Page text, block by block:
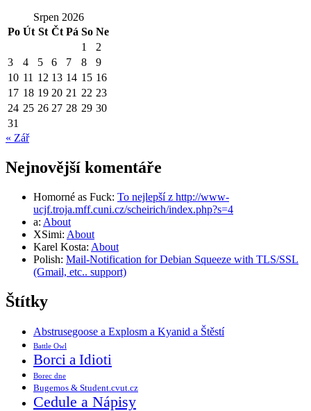
Srpen 2026
Po Út St Čt Pá So Ne
1
2
3
4 5 6 7 8
9
10 11 12 13 14 15 16
17 18 19 20 21 22 23
24 25 26 27 28 29 30
31
« Zář
Nejnovější komentáře
Homorné as Fuck: To nejlepší z http://www-
ucjf.troja.mff.cuni.cz/scheirich/index.php?s=4
a: About
XSimi: About
Karel Kosta: About
Polish: Mail-Notification for Debian Squeeze with TLS/SSL
(Gmail, etc.. support)
Štítky
Abstrusegoose a Explosm a Kyanid a Štěstí
Battle Owl
Borci a Idioti
Borec dne
Bugemos & Student.cvut.cz
Cedule a Nápisy